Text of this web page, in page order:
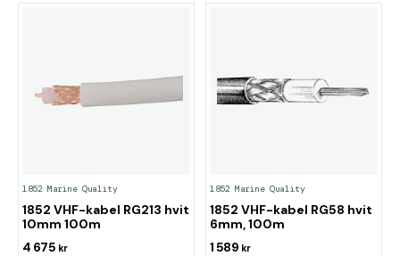
1852 Marine Quality
1852 VHF-kabel RG213 hvit
10mm 100m
4 675 kr
1852 Marine Quality
1852 VHF-kabel RG58 hvit
6mm, 100m
1 589 kr